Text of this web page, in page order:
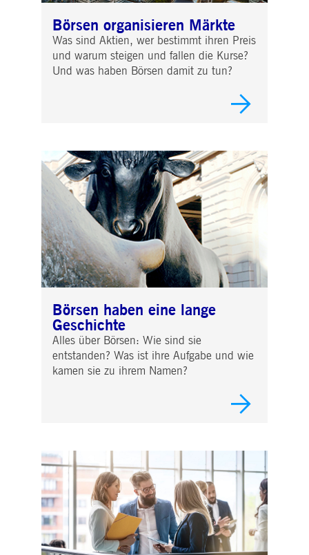
Börsen organisieren Märkte
Was sind Aktien, wer bestimmt ihren Preis
und warum steigen und fallen die Kurse?
Und was haben Börsen damit zu tun?
Börsen haben eine lange
Geschichte
Alles über Börsen: Wie sind sie
entstanden? Was ist ihre Aufgabe und wie
kamen sie zu ihrem Namen?